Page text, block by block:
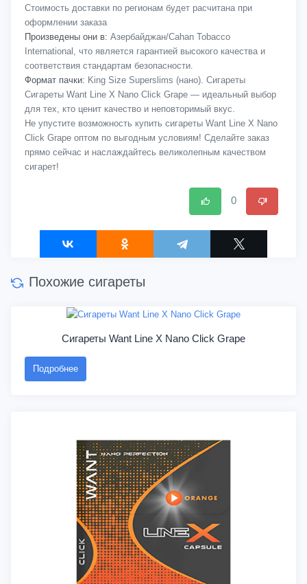
Стоимость доставки по регионам будет расчитана при
оформлении заказа
Произведены они в: Азербайджан/Cahan Tobacco
International, что является гарантией высокого качества и
соответствия стандартам безопасности.
Формат пачки: King Size Superslims (нано). Сигареты
Сигареты Want Line X Nano Click Grape — идеальный выбор
для тех, кто ценит качество и неповторимый вкус.
Не упустите возможность купить сигареты Want Line X Nano
Click Grape оптом по выгодным условиям! Сделайте заказ
прямо сейчас и наслаждайтесь великолепным качеством
сигарет!
0
Похожие сигареты
Сигареты Want Line X Nano Click Grape
Подробнее